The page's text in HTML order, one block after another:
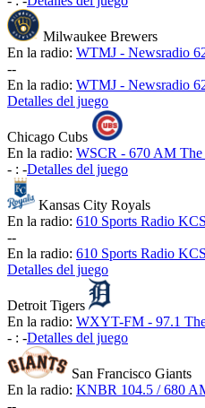
Milwaukee Brewers
En la radio: WTMJ - Newsradio
--
En la radio: WTMJ - Newsradio
Detalles del juego
Chicago Cubs
En la radio: WSCR - 670 AM The
- : -Detalles del juego
Kansas City Royals
En la radio: 610 Sports Radio
--
En la radio: 610 Sports Radio
Detalles del juego
Detroit Tigers
En la radio: WXYT-FM - 97.1
- : -Detalles del juego
San Francisco Giants
En la radio: KNBR 104.5 / 680